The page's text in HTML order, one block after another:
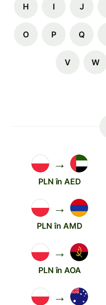
H I J
O P Q
V W
→
PLN în AED
→
PLN în AMD
→
PLN în AOA
→